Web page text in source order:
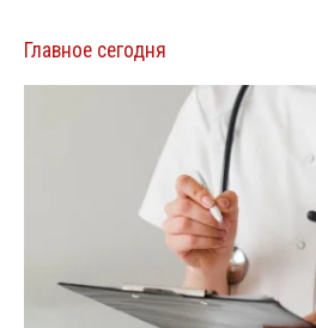
Главное сегодня